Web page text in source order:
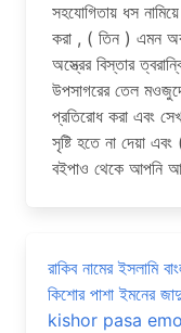
সহযোগিতায় ধস
করা , ( তিন ) এমন
অস্ত্রের বিস্তার
উপসাগরের তেল
প্রতিরোধ করা এবং
সৃষ্টি হতে না দেয়া
বইপাও থেকে আপনি আর
রাকিব নামের ইসলামি
কিশোর পাশা
kishor pasa